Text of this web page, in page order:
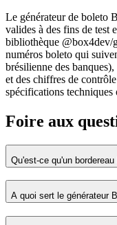
Le générateur de boleto
valides à des fins de test
bibliothèque @box4dev/
numéros boleto qui
brésilienne des
et des chiffres de
spécifications
Foire aux
Qu'est-ce qu'un
A quoi sert le générateur